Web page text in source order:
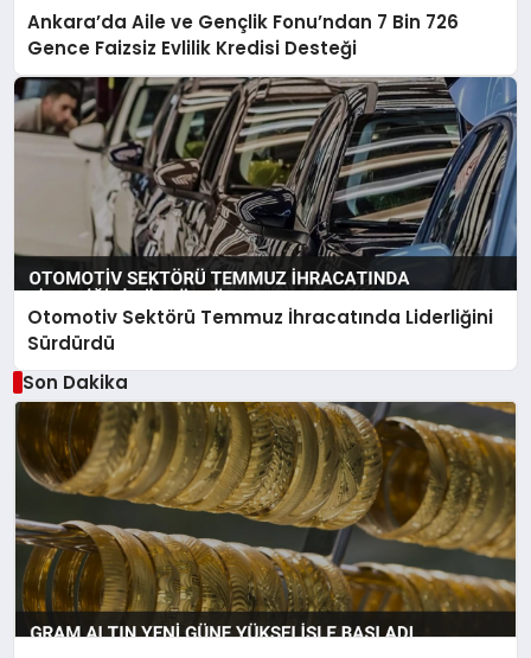
Ankara’da Aile ve Gençlik Fonu’ndan 7 Bin 726
Gence Faizsiz Evlilik Kredisi Desteği
Otomotiv Sektörü Temmuz İhracatında Liderliğini
Sürdürdü
Son Dakika